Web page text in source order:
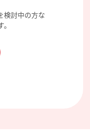
検討中の方な